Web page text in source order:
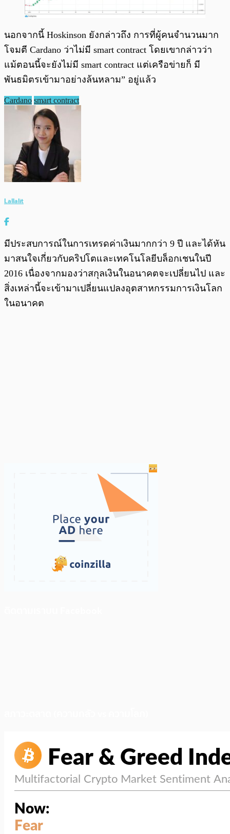
นอกจากนี้ Hoskinson ยังกล่าวถึง การที่ผู้คนจำนวนมาก
โจมตี Cardano ว่าไม่มี smart contract โดยเขากล่าวว่า
แม้ตอนนี้จะยังไม่มี smart contract แต่เครือข่ายก็ มี
พันธมิตรเข้ามาอย่างล้นหลาม” อยู่แล้ว
Cardano smart contract
Lallalit
มีประสบการณ์ในการเทรดค่าเงินมากกว่า 9 ปี และได้หัน
มาสนใจเกี่ยวกับคริปโตและเทคโนโลยีบล็อกเชนในปี
2016 เนื่องจากมองว่าสกุลเงินในอนาคตจะเปลี่ยนไป และ
สิ่งเหล่านี้จะเข้ามาเปลี่ยนแปลงอุตสาหกรรมการเงินโลก
ในอนาคต